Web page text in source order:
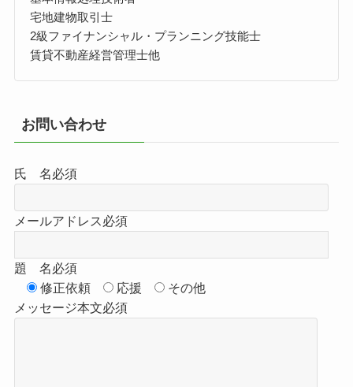
宅地建物取引士
2級ファイナンシャル・プランニング技能士
賃貸不動産経営管理士他
お問い合わせ
氏 名必須
メールアドレス必須
題 名必須
修正依頼
応援
その他
メッセージ本文必須